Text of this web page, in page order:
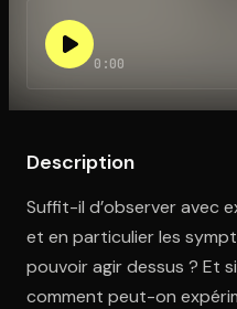
Ouvre l'app Appareil
0:00
Description
Suffit-il d’observer avec
et en particulier les
pouvoir agir dessus ? Et
comment peut-on